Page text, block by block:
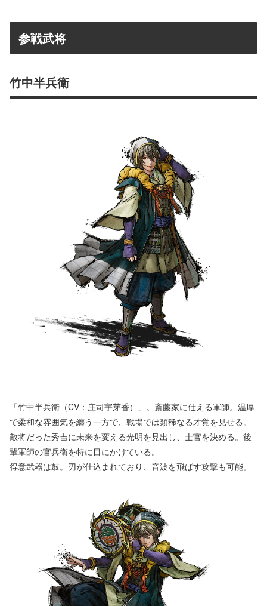
参戦武将
竹中半兵衛
「竹中半兵衛（CV：庄司宇芽香）」。斎藤家に仕える軍師。温厚
で柔和な雰囲気を纏う一方で、戦場では類稀なる才覚を見せる。
敵将だった秀吉に未来を変える光明を見出し、士官を決める。後
輩軍師の官兵衛を特に目にかけている。
得意武器は鼓。刃が仕込まれており、音波を飛ばす攻撃も可能。